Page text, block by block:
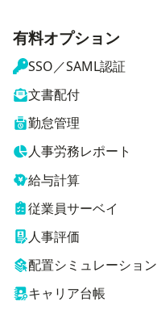
有料オプション
SSO／SAML認証
文書配付
勤怠管理
人事労務レポート
給与計算
従業員サーベイ
人事評価
配置シミュレーション
キャリア台帳